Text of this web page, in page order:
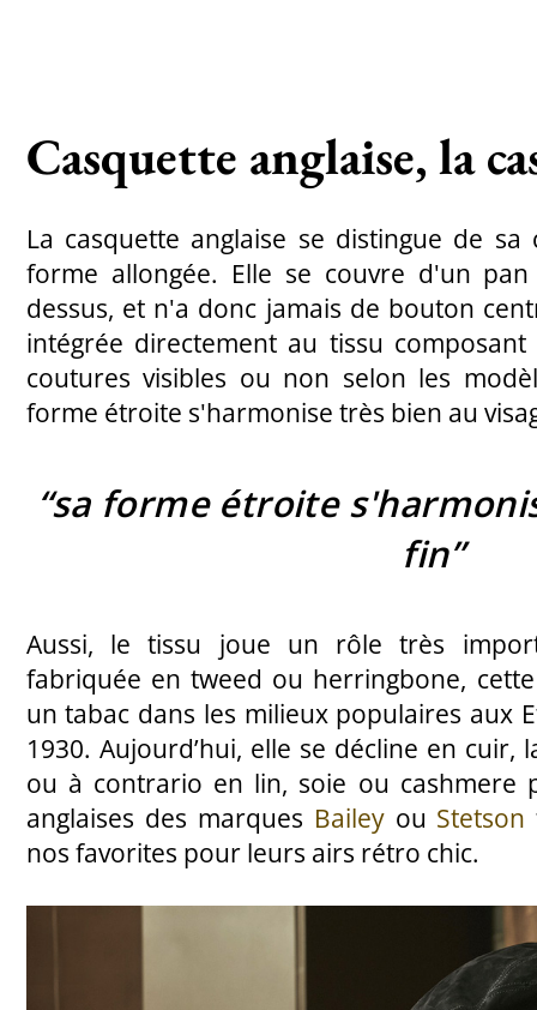
Casquette anglaise, la
La casquette anglaise se distingue de
forme allongée. Elle se couvre d'un
dessus, et n'a donc jamais de bouton
intégrée directement au tissu
coutures visibles ou non selon les
forme étroite s'harmonise très bien au
“sa forme étroite
fin”
Aussi, le tissu joue un rôle très
fabriquée en tweed ou herringbone,
un tabac dans les milieux populaires aux
1930. Aujourd’hui, elle se décline en cuir,
ou à contrario en lin, soie ou cashmere
anglaises des marques Baileyou Stetson
nos favorites pour leurs airs rétro chic.